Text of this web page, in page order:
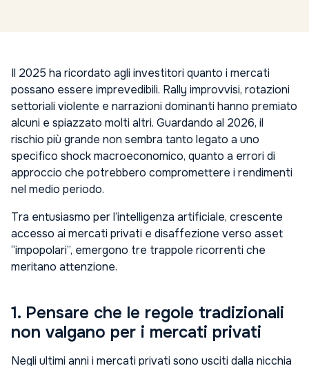
Il 2025 ha ricordato agli investitori quanto i mercati
possano essere imprevedibili. Rally improvvisi, rotazioni
settoriali violente e narrazioni dominanti hanno premiato
alcuni e spiazzato molti altri. Guardando al 2026, il
rischio più grande non sembra tanto legato a uno
specifico shock macroeconomico, quanto a errori di
approccio che potrebbero compromettere i rendimenti
nel medio periodo.
Tra entusiasmo per l’intelligenza artificiale, crescente
accesso ai mercati privati e disaffezione verso asset
“impopolari”, emergono tre trappole ricorrenti che
meritano attenzione.
1. Pensare che le regole tradizionali
non valgano per i mercati privati
Negli ultimi anni i mercati privati sono usciti dalla nicchia